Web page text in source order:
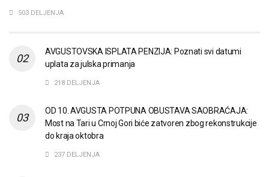
503 DELJENJA
AVGUSTOVSKA ISPLATA PENZIJA: Poznati svi datumi
uplata za julska primanja
218 DELJENJA
OD 10. AVGUSTA POTPUNA OBUSTAVA SAOBRAĆAJA:
Most na Tari u Crnoj Gori biće zatvoren zbog rekonstrukcije
do kraja oktobra
237 DELJENJA